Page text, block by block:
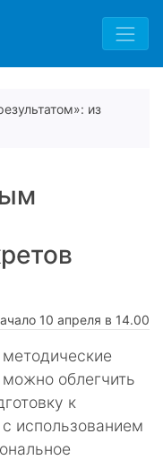
из
10 апреля в 14.00
облегчить
к
использованием